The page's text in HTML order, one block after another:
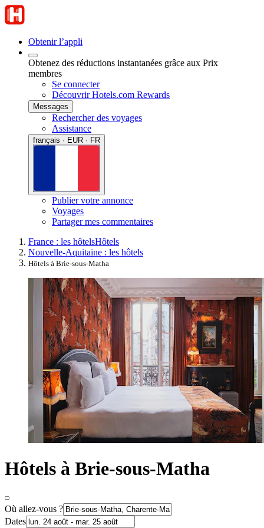
Obtenir l’appli
Obtenez des réductions instantanées grâce aux Prix
membres
Se connecter
Découvrir Hotels.com Rewards
Messages
Rechercher des voyages
Assistance
français · EUR · FR
Publier votre annonce
Voyages
Partager mes commentaires
France : les hôtelsHôtels
Nouvelle-Aquitaine : les hôtels
Hôtels à Brie-sous-Matha
Hôtels à Brie-sous-Matha
Où allez-vous ?
Dates